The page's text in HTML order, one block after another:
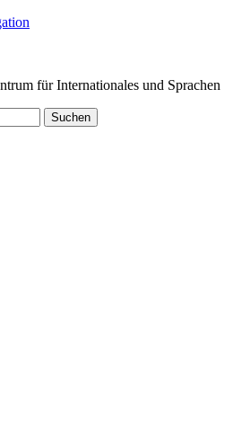
Suchen
für Internationales und Sprachen